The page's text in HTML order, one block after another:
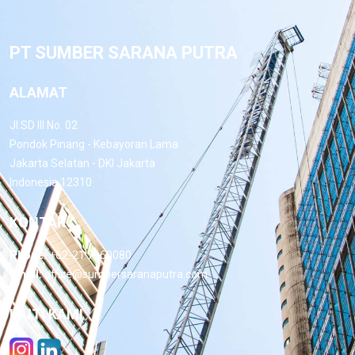
PT SUMBER SARANA PUTRA
ALAMAT
Jl.SD III No. 02
Pondok Pinang - Kebayoran Lama
Jakarta Selatan - DKI Jakarta
Indonesia 12310
KONTAK
Phone: +62-21 7660080
Email:office@sumbersaranaputra.com
IKUTI KAMI